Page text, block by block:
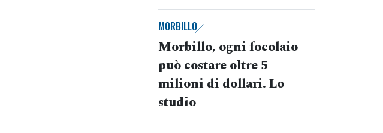
MORBILLO
Morbillo, ogni focolaio
può costare oltre 5
milioni di dollari. Lo
studio